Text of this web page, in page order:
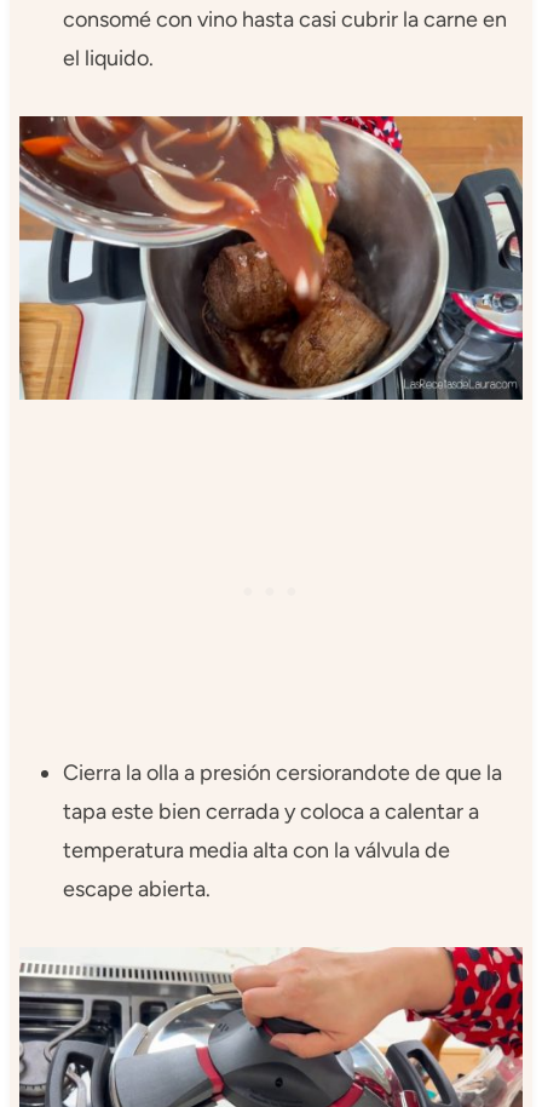
consomé con vino hasta casi cubrir la carne en
el liquido.
Cierra la olla a presión cersiorandote de que la
tapa este bien cerrada y coloca a calentar a
temperatura media alta con la válvula de
escape abierta.